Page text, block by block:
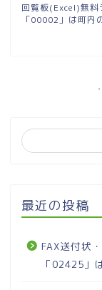
回覧板(Excel)無料
「00002」は町内
最近の投稿
FAX送付状
「02425」